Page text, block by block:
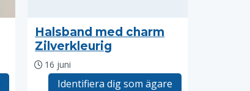
Halsband med charm
Zilverkleurig
16 juni
Identifiera dig som ägare